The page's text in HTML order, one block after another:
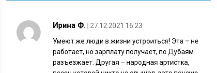
Ирина Ф.
| 27.12.2021 16:23
Умеют же люди в жизни устроиться! Эта – не
работает, но зарплату получает, по Дубаям
разъезжает. Другая – народная артистка,